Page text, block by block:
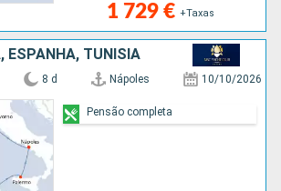
1 729 € +Taxas
ESPANHA, TUNÍSIA
8 d Nápoles 10/10/2026
Pensão completa